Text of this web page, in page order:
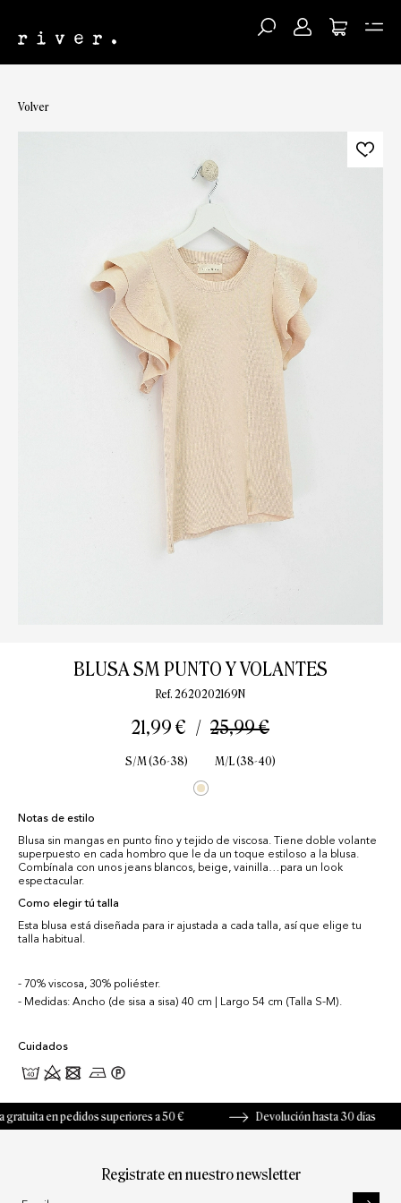
Volver
BLUSA SM PUNTO Y VOLANTES
Ref. 2620202169N
21,99 € 25,99 €
S/M (36-38) M/L (38-40)
Notas de estilo
Blusa sin mangas en punto fino y tejido de viscosa. Tiene doble volante
superpuesto en cada hombro que le da un toque estiloso a la blusa.
Combínala con unos jeans blancos, beige, vainilla…para un look
espectacular.
Como elegir tú talla
Esta blusa está diseñada para ir ajustada a cada talla, así que elige tu
talla habitual.
70% viscosa, 30% poliéster.
Medidas: Ancho (de sisa a sisa) 40 cm | Largo 54 cm (Talla S-M).
Cuidados
en pedidos superiores a 50 € Devolución hasta 30 días
Registrate en nuestro newsletter